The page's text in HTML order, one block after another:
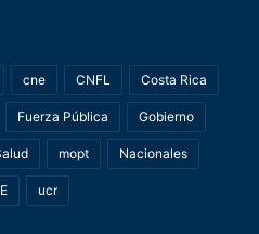
cne CNFL Costa Rica
Fuerza Pública Gobierno
mopt Nacionales
ucr